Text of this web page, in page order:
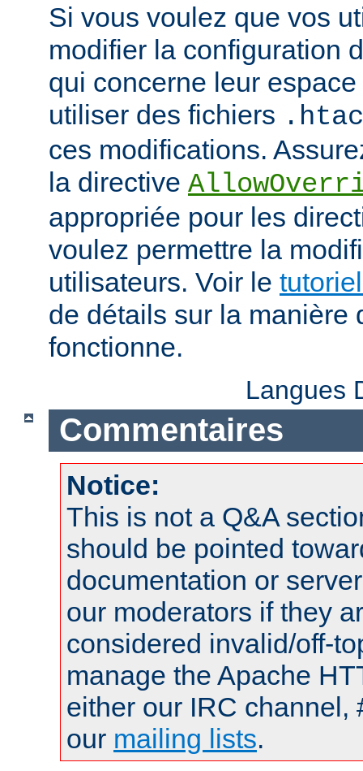
Si vous voulez que vos
modifier la configuration
qui concerne leur
utiliser des fichiers
ces modifications.
la directive
appropriée pour les
voulez permettre la
utilisateurs. Voir le
de détails sur la manière
fonctionne.
Langues
Commentaires
Notice:
This is not a Q&A
should be pointed
documentation or
our moderators if they
considered invalid/off-
manage the Apache
either our IRC channel,
our mailing lists.